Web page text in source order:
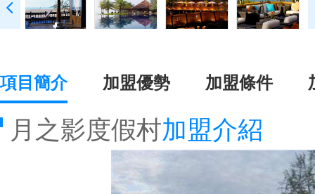
項目簡介 加盟優勢 加盟條件
月之影度假村加盟介紹